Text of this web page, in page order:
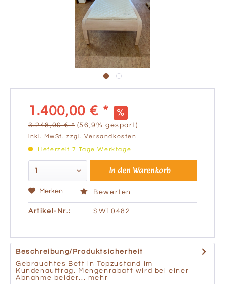
1.400,00 € *
3.248,00 € * (56,9% gespart)
inkl. MwSt.zzgl. Versandkosten
Lieferzeit 7 Tage Werktage
In den Warenkorb
Merken Bewerten
Artikel-Nr.: SW10482
Beschreibung/Produktsicherheit
Gebrauchtes Bett in Topzustand im
Kundenauftrag. Mengenrabatt wird bei einer
Abnahme beider... mehr